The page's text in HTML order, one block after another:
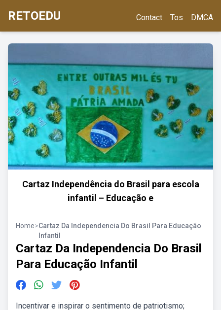
RETOEDU Contact Tos DMCA
Cartaz Independência do Brasil para escola
infantil – Educação e
Home>Cartaz Da Independencia Do Brasil Para Educação
Infantil
Cartaz Da Independencia Do Brasil
Para Educação Infantil
Incentivar e inspirar o sentimento de patriotismo;